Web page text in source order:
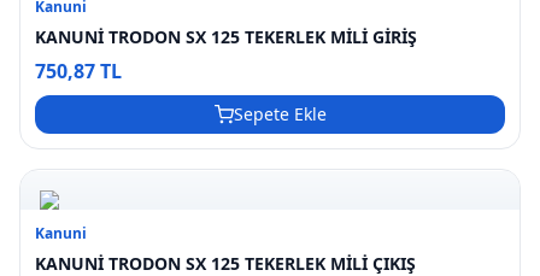
Kanuni
KANUNİ TRODON SX 125 TEKERLEK MİLİ GİRİŞ
750,87 TL
Sepete Ekle
Kanuni
KANUNİ TRODON SX 125 TEKERLEK MİLİ ÇIKIŞ